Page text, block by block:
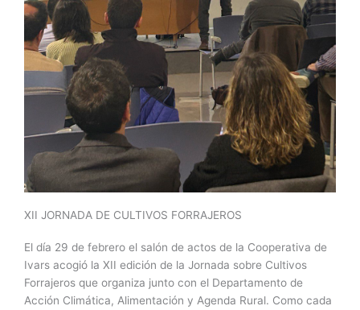
XII JORNADA DE CULTIVOS FORRAJEROS
El día 29 de febrero el salón de actos de la Cooperativa de
Ivars acogió la XII edición de la Jornada sobre Cultivos
Forrajeros que organiza junto con el Departamento de
Acción Climática, Alimentación y Agenda Rural. Como cada